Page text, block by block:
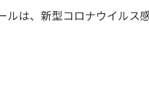
は、新型コロナウイルス